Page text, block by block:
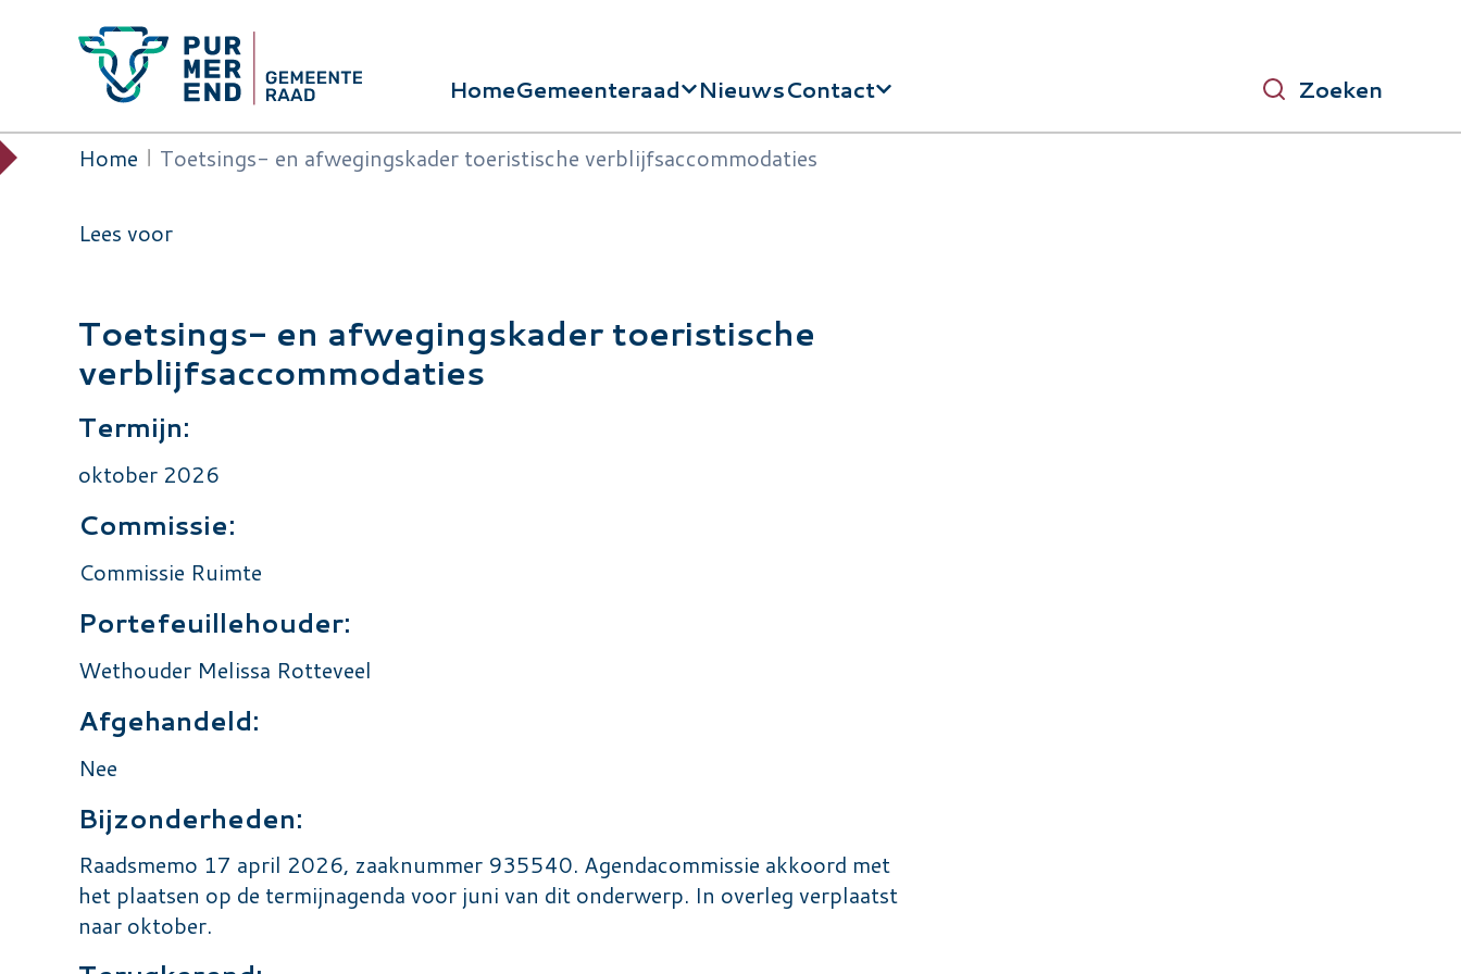
Hoofdnavigatie
HomeGemeenteraad NieuwsContact Zoeken
Kruimelpad
Home Toetsings- en afwegingskader toeristische verblijfsaccommodaties
Lees voor
Toetsings- en afwegingskader toeristische
verblijfsaccommodaties
Termijn:
oktober 2026
Commissie:
Commissie Ruimte
Portefeuillehouder:
Wethouder Melissa Rotteveel
Afgehandeld:
Nee
Bijzonderheden:
Raadsmemo 17 april 2026, zaaknummer 935540. Agendacommissie akkoord met
het plaatsen op de termijnagenda voor juni van dit onderwerp. In overleg verplaatst
naar oktober.